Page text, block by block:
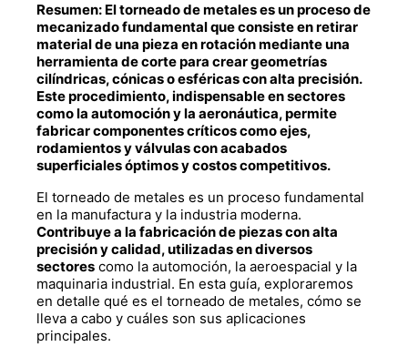
Resumen: El torneado de metales es un proceso de
mecanizado fundamental que consiste en retirar
material de una pieza en rotación mediante una
herramienta de corte para crear geometrías
cilíndricas, cónicas o esféricas con alta precisión.
Este procedimiento, indispensable en sectores
como la automoción y la aeronáutica, permite
fabricar componentes críticos como ejes,
rodamientos y válvulas con acabados
superficiales óptimos y costos competitivos.
El torneado de metales es un proceso fundamental
en la manufactura y la industria moderna.
Contribuye a la fabricación de piezas con alta
precisión y calidad, utilizadas en diversos
sectores como la automoción, la aeroespacial y la
maquinaria industrial. En esta guía, exploraremos
en detalle qué es el torneado de metales, cómo se
lleva a cabo y cuáles son sus aplicaciones
principales.